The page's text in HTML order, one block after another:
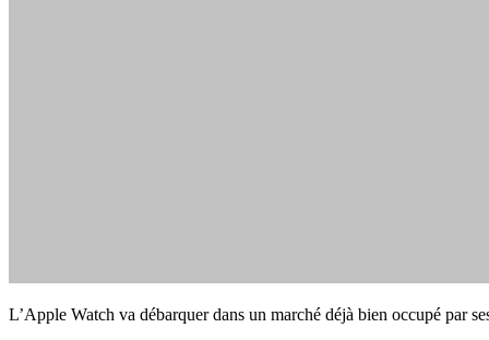
L’Apple Watch va débarquer dans un marché déjà bien occupé par